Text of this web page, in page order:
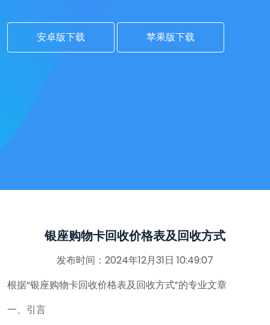
安卓版下载 苹果版下载
银座购物卡回收价格表及回收方式
发布时间：2024年12月31日 10:49:07
根据“银座购物卡回收价格表及回收方式”的专业文章
一、引言